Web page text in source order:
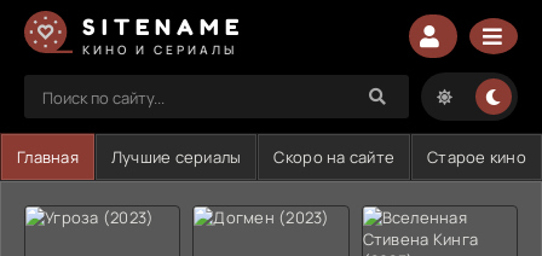
SITENAME
КИНО И СЕРИАЛЫ
Главная Лучшие сериалы Скоро на сайте Старое кино